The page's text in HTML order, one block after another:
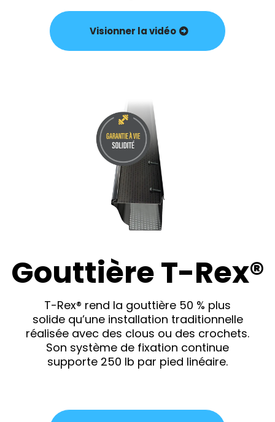
Visionner la vidéo
Gouttière T-Rex®
T-Rex® rend la gouttière 50 % plus
solide qu’une installation traditionnelle
réalisée avec des clous ou des crochets.
Son système de fixation continue
supporte 250 lb par pied linéaire.